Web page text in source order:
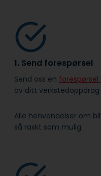
1. Send forespørsel
Send oss en
av ditt
Alle henvendelser om
så raskt som mulig.